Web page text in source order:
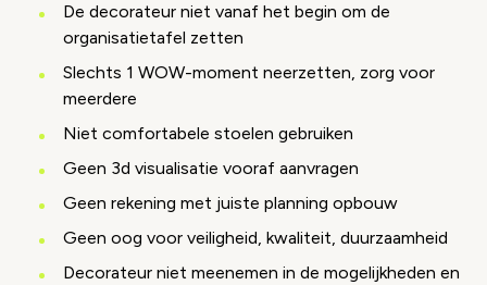
De decorateur niet vanaf het begin om de
organisatietafel zetten
Slechts 1 WOW-moment neerzetten, zorg voor
meerdere
Niet comfortabele stoelen gebruiken
Geen 3d visualisatie vooraf aanvragen
Geen rekening met juiste planning opbouw
Geen oog voor veiligheid, kwaliteit, duurzaamheid
Decorateur niet meenemen in de mogelijkheden en